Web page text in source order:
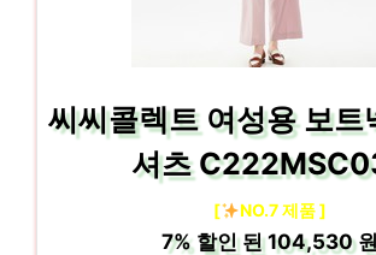
씨씨콜렉트 여성용 보트
셔츠
[ NO.7 제품 ]
7%할인 된104,530